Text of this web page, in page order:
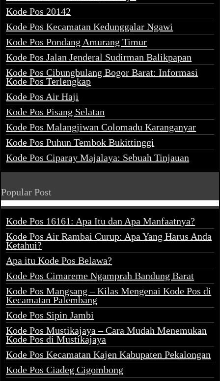
Kode Pos 20142
Kode Pos Kecamatan Kedunggalar Ngawi
Kode Pos Pondang Amurang Timur
Kode Pos Jalan Jenderal Sudirman Balikpapan
Kode Pos Cibungbulang Bogor Barat: Informasi
Kode Pos Terlengkap
Kode Pos Air Haji
Kode Pos Pisang Selatan
Kode Pos Malangjiwan Colomadu Karanganyar
Kode Pos Puhun Tembok Bukittinggi
Kode Pos Ciparay Majalaya: Sebuah Tinjauan
Popular Post
Kode Pos 16161: Apa Itu dan Apa Manfaatnya?
Kode Pos Air Rambai Curup: Apa Yang Harus Anda
Ketahui?
Apa itu Kode Pos Belawa?
Kode Pos Cimareme Ngamprah Bandung Barat
Kode Pos Mangsang – Kilas Mengenai Kode Pos di
Kecamatan Palembang
Kode Pos Sipin Jambi
Kode Pos Mustikajaya – Cara Mudah Menemukan
Kode Pos di Mustikajaya
Kode Pos Kecamatan Kajen Kabupaten Pekalongan
Kode Pos Ciadeg Cigombong